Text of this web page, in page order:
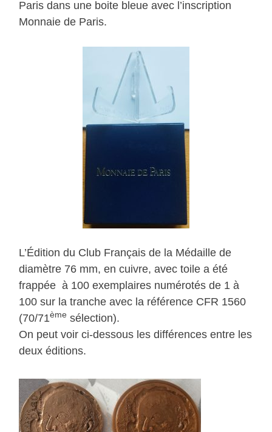
Paris dans une boite bleue avec l’inscription
Monnaie de Paris.
L’Édition du Club Français de la Médaille de
diamètre 76 mm, en cuivre, avec toile a été
frappée à 100 exemplaires numérotés de 1 à
100 sur la tranche avec la référence CFR 1560
(70/71ème sélection).
On peut voir ci-dessous les différences entre les
deux éditions.